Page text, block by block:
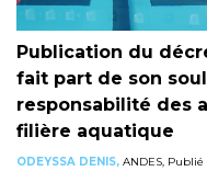
Publication du
fait part de son
responsabilité des
filière aquatique
ODEYSSA DENIS, ANDES,